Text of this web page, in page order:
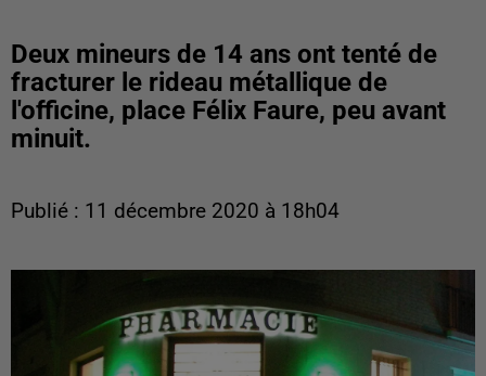
Deux mineurs de 14 ans ont tenté de
fracturer le rideau métallique de
l'officine, place Félix Faure, peu avant
minuit.
Publié : 11 décembre 2020 à 18h04